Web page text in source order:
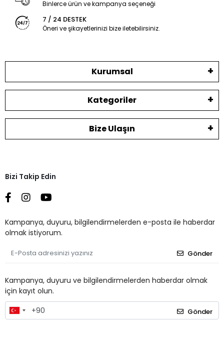
Binlerce ürün ve kampanya seçeneği
7 / 24 DESTEK
Öneri ve şikayetlerinizi bize iletebilirsiniz.
Kurumsal
Kategoriler
Bize Ulaşın
Bizi Takip Edin
Kampanya, duyuru, bilgilendirmelerden e-posta ile haberdar
olmak istiyorum.
Gönder
Kampanya, duyuru ve bilgilendirmelerden haberdar olmak
için kayıt olun.
Gönder